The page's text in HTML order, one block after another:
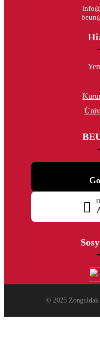
© 2025 Zonguldak